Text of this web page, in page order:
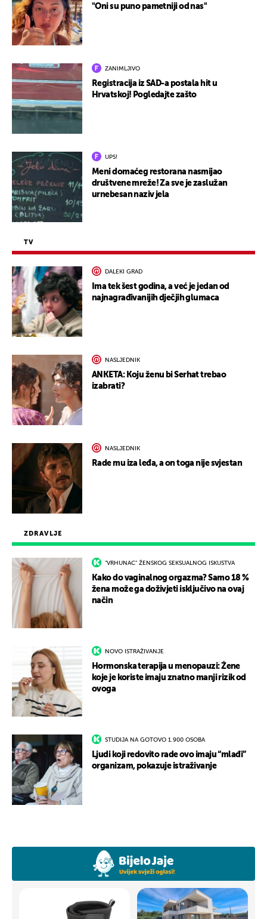
ZDRAVLJE
"VRHUNAC" ŽENSKOG SEKSUALNOG ISKUSTVA
Kako do vaginalnog orgazma? Samo 18 %
žena može ga doživjeti isključivo na ovaj
način
NOVO ISTRAŽIVANJE
Hormonska terapija u menopauzi: Žene
koje je koriste imaju znatno manji rizik od
ovoga
STUDIJA NA GOTOVO 1.900 OSOBA
Ljudi koji redovito rade ovo imaju “mlađi”
organizam, pokazuje istraživanje
"Oni su puno pametniji od nas"
ZANIMLJIVO
Registracija iz SAD-a postala hit u
Hrvatskoj! Pogledajte zašto
UPS!
Meni domaćeg restorana nasmijao
društvene mreže! Za sve je zaslužan
urnebesan naziv jela
TV
DALEKI GRAD
Ima tek šest godina, a već je jedan od
najnagrađivanijih dječjih glumaca
NASLJEDNIK
ANKETA: Koju ženu bi Serhat trebao
izabrati?
NASLJEDNIK
Rade mu iza leđa, a on toga nije svjestan